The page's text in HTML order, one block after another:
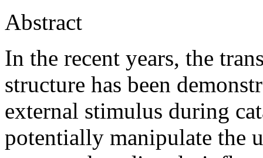
Abstract
In the recent years, the
structure has been
external stimulus during
potentially manipulate the